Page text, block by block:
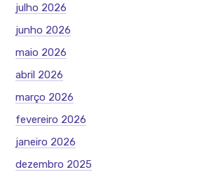
julho 2026
junho 2026
maio 2026
abril 2026
março 2026
fevereiro 2026
janeiro 2026
dezembro 2025